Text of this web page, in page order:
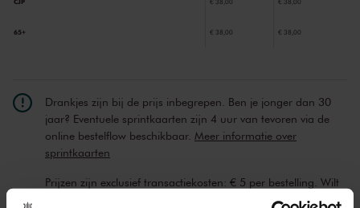
CJP € 38,00 € 38,00
65+ € 38,00 € 38,00
Drankjes zijn bij de prijs inbegrepen. Ben je jonger dan 30
jaar? Eventuele sprintkaarten zijn 4 uur van tevoren via de
online bestelflow beschikbaar. Meer informatie over
sprintkaarten
Prijzen zijn exclusief transactiekosten: € 5 per bestelling. Wilt